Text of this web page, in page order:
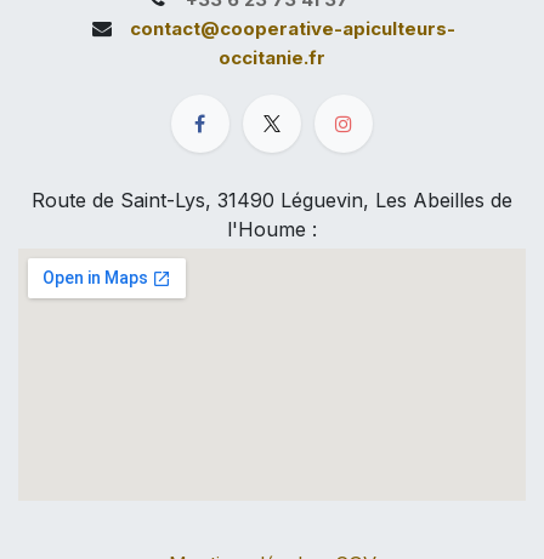
contact@cooperative-apiculteurs-
occitanie.fr
Route de Saint-Lys, 31490 Léguevin, Les Abeilles de
l'Houme :